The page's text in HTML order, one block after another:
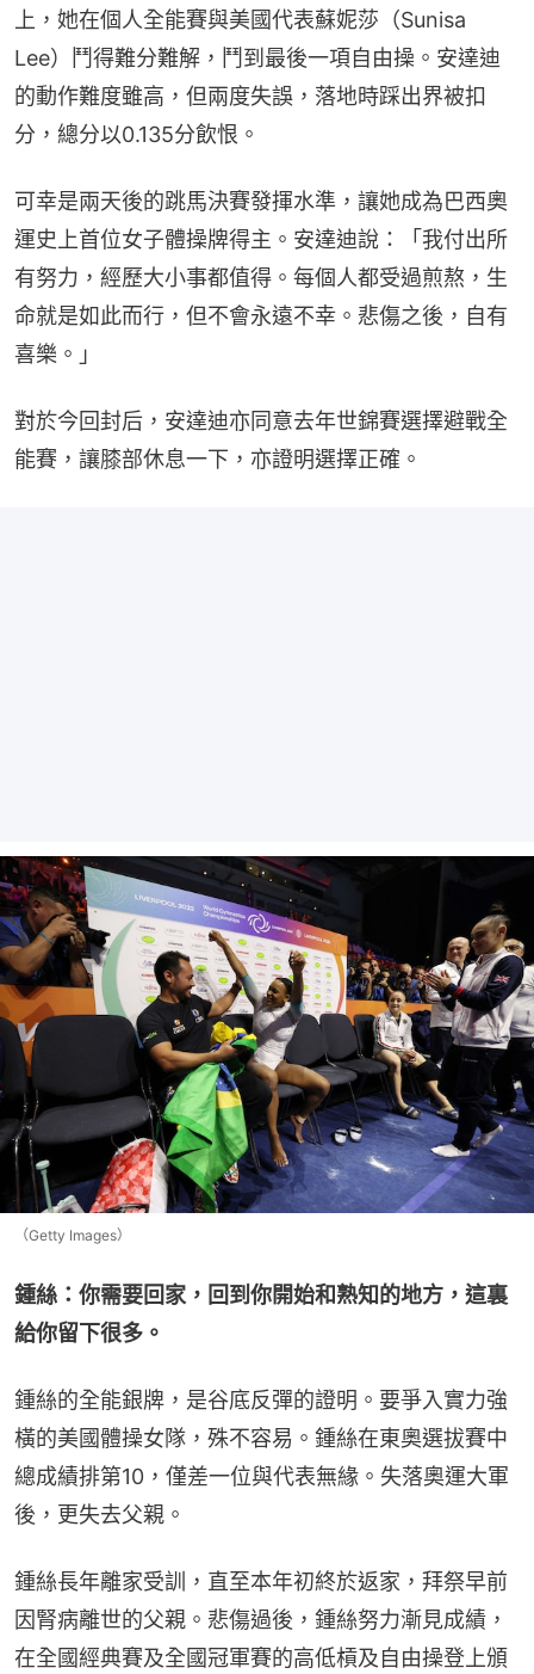
上，她在個人全能賽與美國代表蘇妮莎（Sunisa
Lee）鬥得難分難解，鬥到最後一項自由操。安達迪
的動作難度雖高，但兩度失誤，落地時踩出界被扣
分，總分以0.135分飲恨。
可幸是兩天後的跳馬決賽發揮水準，讓她成為巴西奧
運史上首位女子體操牌得主。安達迪說：「我付出所
有努力，經歷大小事都值得。每個人都受過煎熬，生
命就是如此而行，但不會永遠不幸。悲傷之後，自有
喜樂。」
對於今回封后，安達迪亦同意去年世錦賽選擇避戰全
能賽，讓膝部休息一下，亦證明選擇正確。
（Getty Images）
鍾絲：你需要回家，回到你開始和熟知的地方，這裏
給你留下很多。
鍾絲的全能銀牌，是谷底反彈的證明。要爭入實力強
橫的美國體操女隊，殊不容易。鍾絲在東奧選拔賽中
總成績排第10，僅差一位與代表無緣。失落奧運大軍
後，更失去父親。
鍾絲長年離家受訓，直至本年初終於返家，拜祭早前
因腎病離世的父親。悲傷過後，鍾絲努力漸見成績，
在全國經典賽及全國冠軍賽的高低槓及自由操登上頒